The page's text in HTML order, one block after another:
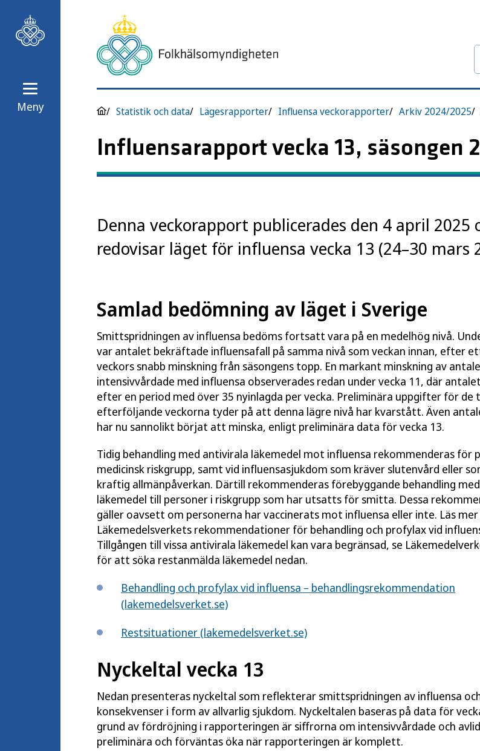
Meny Statistik och data Lägesrapporter Influensa veckorapporter Arkiv 2024/2025
Influensarapport vecka 13, säsongen
Denna veckorapport publicerades den 4 april 2025
redovisar läget för influensa vecka 13 (24–30 mars
Samlad bedömning av läget i Sverige
Smittspridningen av influensa bedöms fortsatt vara på en medelhög nivå.
var antalet bekräftade influensafall på samma nivå som veckan innan, efter
veckors snabb minskning från säsongens topp. En markant minskning av
intensivvårdade med influensa observerades redan under vecka 11, där
efter en period med över 35 nyinlagda per vecka. Preliminära uppgifter för de
efterföljande veckorna tyder på att denna lägre nivå har kvarstått. Även
har nu sannolikt börjat att minska, enligt preliminära data för vecka 13.
Tidig behandling med antivirala läkemedel mot influensa rekommenderas för
medicinsk riskgrupp, samt vid influensasjukdom som kräver slutenvård eller
kraftig allmänpåverkan. Därtill rekommenderas förebyggande behandling
läkemedel till personer i riskgrupp som har utsatts för smitta. Dessa
gäller oavsett om personerna har vaccinerats mot influensa eller inte. Läs mer
Läkemedelsverkets rekommendationer för behandling och profylax vid
Tillgången till vissa antivirala läkemedel kan vara begränsad, se
för att söka restanmälda läkemedel nedan.
Behandling och profylax vid influensa – behandlingsrekommendation
(lakemedelsverket.se)
Restsituationer (lakemedelsverket.se)
Nyckeltal vecka 13
Nedan presenteras nyckeltal som reflekterar smittspridningen av influensa
konsekvenser i form av allvarlig sjukdom. Nyckeltalen baseras på data för
grund av fördröjning i rapporteringen är siffrorna om intensivvårdade och
preliminära och förväntas öka när rapporteringen är komplett.